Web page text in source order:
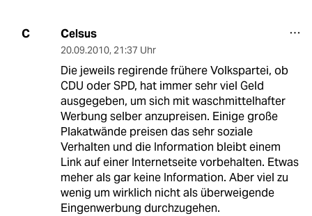
C Celsus
20.09.2010, 21:37 Uhr
Die jeweils regirende frühere Volkspartei, ob
CDU oder SPD, hat immer sehr viel Geld
ausgegeben, um sich mit waschmittelhafter
Werbung selber anzupreisen. Einige große
Plakatwände preisen das sehr soziale
Verhalten und die Information bleibt einem
Link auf einer Internetseite vorbehalten. Etwas
meher als gar keine Information. Aber viel zu
wenig um wirklich nicht als überweigende
Eingenwerbung durchzugehen.